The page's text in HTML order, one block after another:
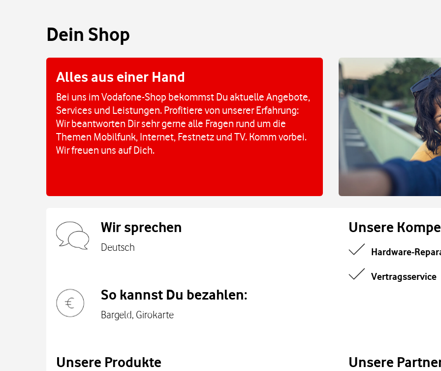
Dein Shop
Alles aus einer Hand
Bei uns im Vodafone-Shop bekommst Du aktuelle Angebote,
Services und Leistungen. Profitiere von unserer Erfahrung:
Wir beantworten Dir sehr gerne alle Fragen rund um die
Themen Mobilfunk, Internet, Festnetz und TV. Komm vorbei.
Wir freuen uns auf Dich.
Wir sprechen
Deutsch
So kannst Du bezahlen:
Bargeld, Girokarte
Unsere
Hardware-
Vertragsservice
Unsere Produkte Unsere